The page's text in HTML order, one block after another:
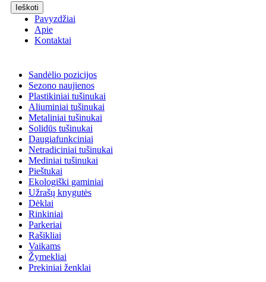
Ieškoti
Pavyzdžiai
Apie
Kontaktai
Sandėlio pozicijos
Sezono naujienos
Plastikiniai tušinukai
Aliuminiai tušinukai
Metaliniai tušinukai
Solidūs tušinukai
Daugiafunkciniai
Netradiciniai tušinukai
Mediniai tušinukai
Pieštukai
Ekologiški gaminiai
Užrašų knygutės
Dėklai
Rinkiniai
Parkeriai
Rašikliai
Vaikams
Žymekliai
Prekiniai ženklai